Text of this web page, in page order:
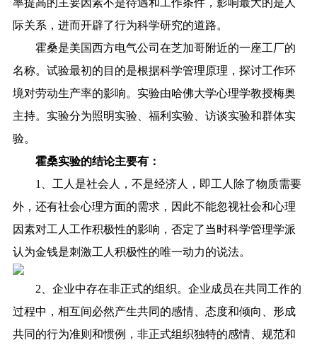
率提高的主要因素不是待遇和工作条件，影响最大的是人
际关系，进而开辟了行为科学研究的道路。
霍桑是美国西方电气公司在芝加哥附近的一座工厂的
名称。试验最初的目的是根据科学管理原理，探讨工作环
境对劳动生产率的影响。实验由哈佛大学心理学教授梅奥
主持。实验分为照明实验、福利实验、访谈实验和群体实
验。
霍桑实验的结论主要有：
1、工人是社会人，不是经济人，即工人除了物质需要
外，还有社会心理方面的需求，因此不能忽视社会和心理
因素对工人工作积极性的影响，否定了当时科学管理学派
认为金钱是刺激工人积极性的唯一动力的说法。
2、企业中存在非正式的组织。企业成员在共同工作的
过程中，相互间必然产生共同的感情、态度和倾向、形成
共同的行为准则和惯例，非正式组织独特的感情、规范和